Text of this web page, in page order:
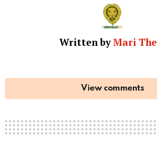
Written byMari
View comments